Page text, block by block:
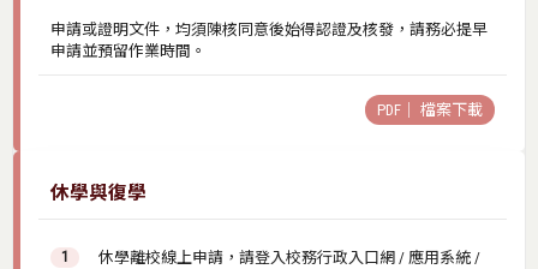
申請或證明文件，均須陳核同意後始得認證及核發，請務必提早
申請並預留作業時間。
PDF｜ 檔案下載
休學與復學
休學離校線上申請，請登入校務行政入口網 / 應用系統 /